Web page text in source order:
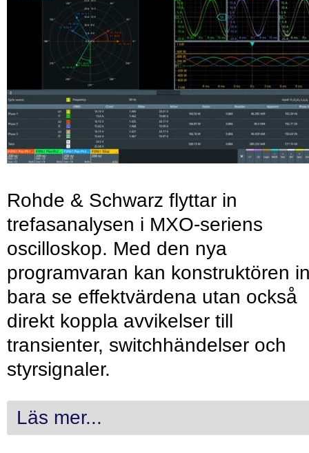
Rohde & Schwarz flyttar in
trefasanalysen i MXO-seriens
oscilloskop. Med den nya
programvaran kan konstruktören
bara se effektvärdena utan också
direkt koppla avvikelser till
transienter, switchhändelser och
styrsignaler.
Läs mer...